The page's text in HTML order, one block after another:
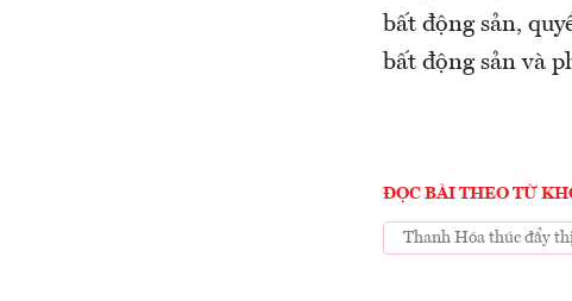
bất động sản,
bất động sản và
ĐỌC BÀI THEO TỪ
Thanh Hóa thúc đẩy